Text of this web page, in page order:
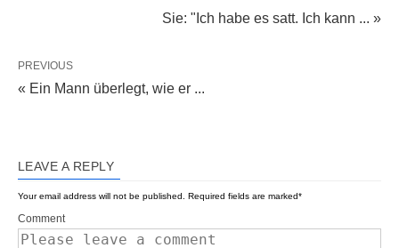
Sie: "Ich habe es satt. Ich kann ... »
PREVIOUS
« Ein Mann überlegt, wie er ...
LEAVE A REPLY
Your email address will not be published. Required fields are marked*
Comment